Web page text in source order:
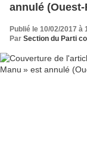
annulé
Publié le 10/02/2017 à
Par Section du Parti